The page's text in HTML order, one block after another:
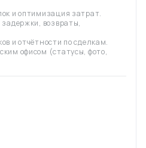
и оптимизация затрат.
возвраты,
и отчётности по сделкам.
офисом (статусы, фото,